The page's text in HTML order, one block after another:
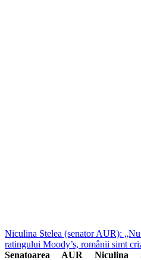
Niculina Stelea (senator AUR):
ratingului Moody’s, românii simt
Senatoarea AUR Niculina